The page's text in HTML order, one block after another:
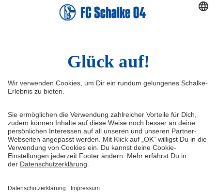
Service-Hotline
Widerruf Vertrag widerrufen
AGB
Cookie-Einstellungen
Datenschutzerklärung Impressum